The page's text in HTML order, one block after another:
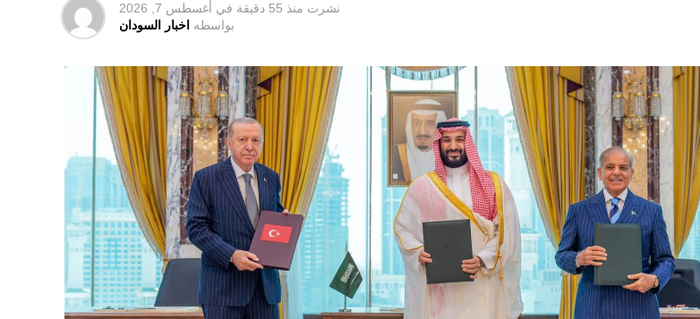
نشرت منذ 55 دقيقة في أغسطس 7, 2026
بواسطه اخبار السودان